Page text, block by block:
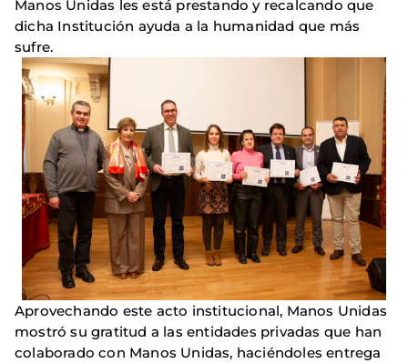
Manos Unidas les está prestando y recalcando que
dicha Institución ayuda a la humanidad que más
sufre.
Aprovechando este acto institucional, Manos Unidas
mostró su gratitud a las entidades privadas que han
colaborado con Manos Unidas, haciéndoles entrega